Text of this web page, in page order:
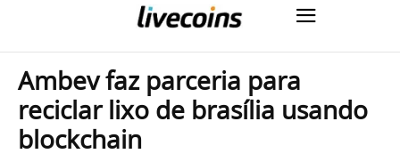
Ambev faz parceria para
reciclar lixo de brasília usando
blockchain